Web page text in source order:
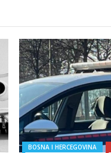
BOSNA I HERCEGOVINA